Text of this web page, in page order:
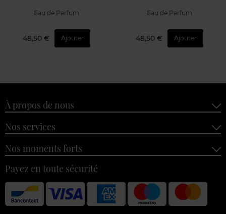
Eau de Parfum
48,50 € Ajouter
Eau de Parfum
48,50 € Ajouter
À propos de nous
Nos services
Nos moments forts
Payez en toute sécurité